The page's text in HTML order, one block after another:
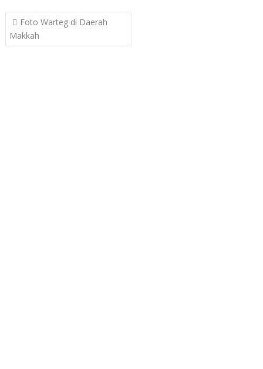
Post
navigation
Foto Warteg di Daerah
Makkah